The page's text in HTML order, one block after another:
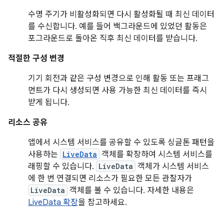
수명 주기가 비활성화되면 다시 활성화될 때 최신 데이터
를 수신합니다. 예를 들어 백그라운드에 있었던 활동은
포그라운드로 돌아온 직후 최신 데이터를 받습니다.
적절한 구성 변경
기기 회전과 같은 구성 변경으로 인해 활동 또는 프래그
먼트가 다시 생성되면 사용 가능한 최신 데이터를 즉시
받게 됩니다.
리소스 공유
앱에서 시스템 서비스를 공유할 수 있도록 싱글톤 패턴을
사용하는 LiveData 객체를 확장하여 시스템 서비스를
래핑할 수 있습니다. LiveData 객체가 시스템 서비스
에 한 번 연결되면 리소스가 필요한 모든 관찰자가
LiveData 객체를 볼 수 있습니다. 자세한 내용은
LiveData 확장을 참고하세요.